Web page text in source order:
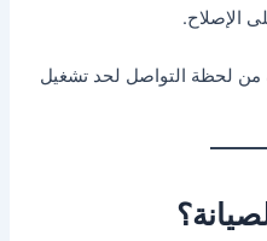
الإصلاح.
من لحظة التواصل لحد تشغيل